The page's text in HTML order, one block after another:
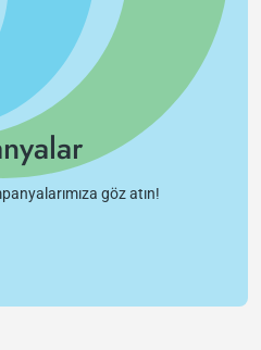
göz atın!